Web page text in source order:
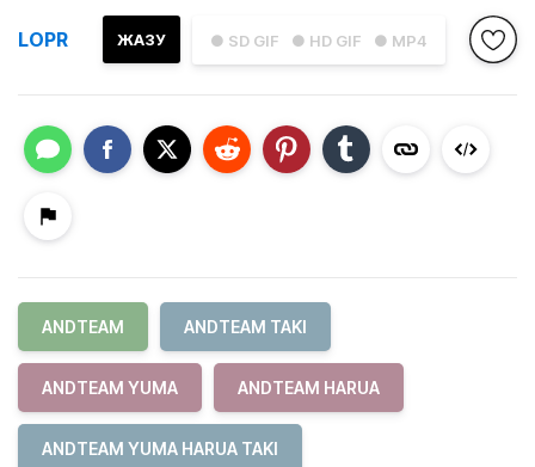
● SD GIF ● HD GIF ● MP4
ЖАЗУ
LOPR
ANDTEAM ANDTEAM TAKI
ANDTEAM YUMA ANDTEAM HARUA
ANDTEAM YUMA HARUA TAKI